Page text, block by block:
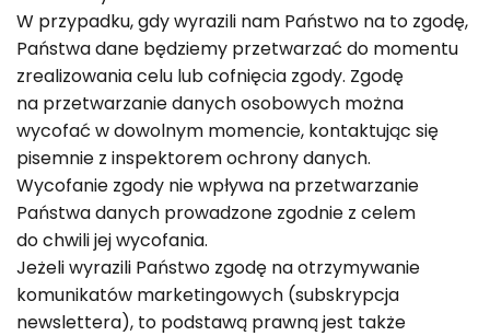
W przypadku, gdy wyrazili nam Państwo na to zgodę,
Państwa dane będziemy przetwarzać do momentu
zrealizowania celu lub cofnięcia zgody. Zgodę
na przetwarzanie danych osobowych można
wycofać w dowolnym momencie, kontaktując się
pisemnie z inspektorem ochrony danych.
Wycofanie zgody nie wpływa na przetwarzanie
Państwa danych prowadzone zgodnie z celem
do chwili jej wycofania.
Jeżeli wyrazili Państwo zgodę na otrzymywanie
komunikatów marketingowych (subskrypcja
newslettera), to podstawą prawną jest także